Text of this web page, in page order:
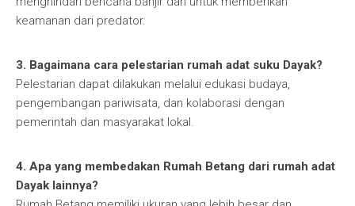
keamanan dari predator.
3. Bagaimana cara pelestarian rumah adat suku Dayak?
Pelestarian dapat dilakukan melalui edukasi budaya,
pengembangan pariwisata, dan kolaborasi dengan
pemerintah dan masyarakat lokal.
4. Apa yang membedakan Rumah Betang dari rumah adat
Dayak lainnya?